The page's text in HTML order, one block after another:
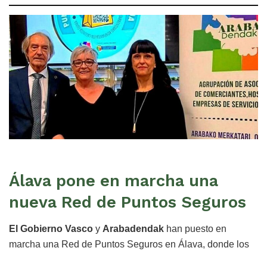
Álava pone en marcha una
nueva Red de Puntos Seguros
El Gobierno Vasco y Arabadendak han puesto en
marcha una Red de Puntos Seguros en Álava, donde los